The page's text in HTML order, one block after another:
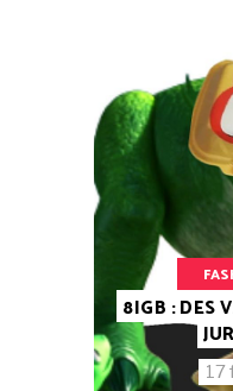
8IGB : DES
17